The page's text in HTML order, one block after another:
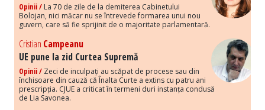
Opinii / La 70 de zile de la demiterea Cabinetului
Bolojan, nici măcar nu se întrevede formarea unui nou
guvern, care să fie sprijinit de o majoritate parlamentară.
Cristian Campeanu
UE pune la zid Curtea Supremă
Opinii / Zeci de inculpați au scăpat de procese sau din
închisoare din cauză că Înalta Curte a extins cu patru ani
prescripția. CJUE a criticat în termeni duri instanța condusă
de Lia Savonea.